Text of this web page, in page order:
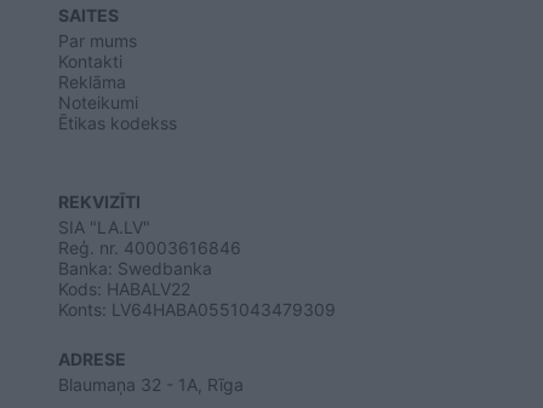
SAITES
Par mums
Kontakti
Reklāma
Noteikumi
Ētikas kodekss
REKVIZĪTI
SIA "LA.LV"
Reģ. nr. 40003616846
Banka: Swedbanka
Kods: HABALV22
Konts: LV64HABA0551043479309
ADRESE
Blaumaņa 32 - 1A, Rīga